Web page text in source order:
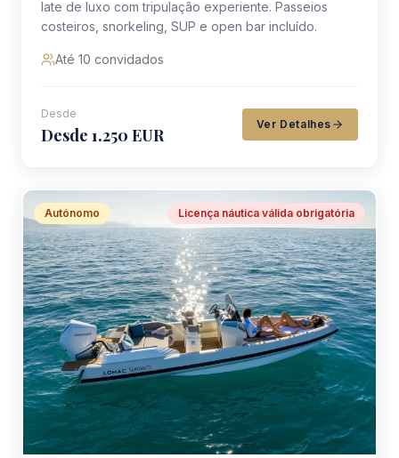
Iate de luxo com tripulação experiente. Passeios
costeiros, snorkeling, SUP e open bar incluído.
Até 10 convidados
Desde
Desde 1.250 EUR
Ver Detalhes
Autónomo Licença náutica válida obrigatória